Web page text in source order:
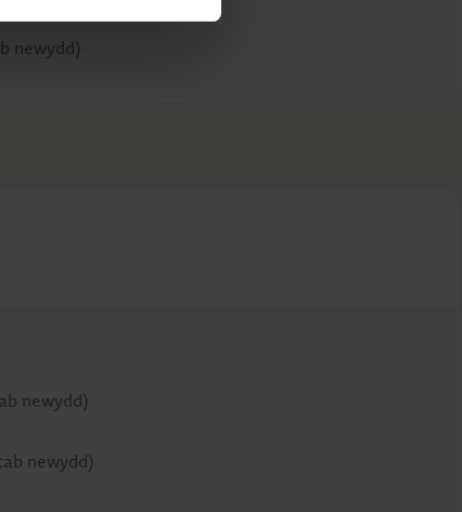
newydd)
newydd)
newydd)